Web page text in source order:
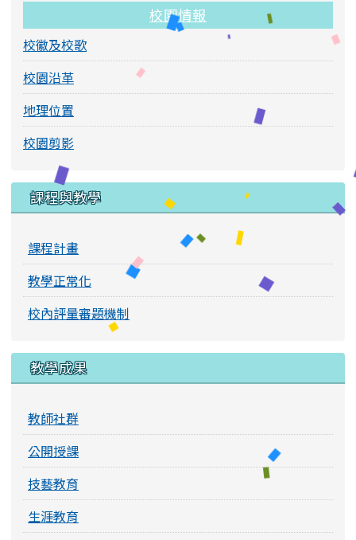
校園情報
校徽及校歌
校園沿革
地理位置
校園剪影
課程與教學
課程計畫
教學正常化
校內評量審題機制
教學成果
教師社群
公開授課
技藝教育
生涯教育